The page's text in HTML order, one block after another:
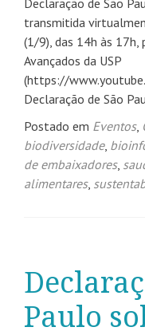
Declaração de São
transmitida
(1/9), das 14h às
Avançados da USP
(https://
Declaração de São
Postado em Eventos,
biodiversidade,
de embaixadores,
alimentares,
Paulo